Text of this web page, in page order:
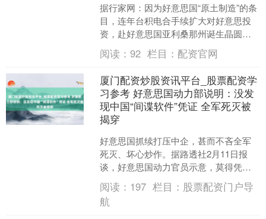
据行家网：因为好意思国“原土制造”的条
目，连年台积电合手续扩大对好意思投
资，赴好意思国亚利桑那州诞生晶圆
厂。不外台媒征引加拿大科技新闻网站
Wccftech的报说....
阅读：92 栏目： 配资官网
厦门配资炒股资讯平台_股票配资学
习参考 好意思国动力部说明：没发
现中国“间谍软件”凭证 全军死灭被
揭穿
好意思国抓续打压中企，甚而不吝全军
死灭、坏心炒作。据路透社2月11日报
谈，好意思国动力官员示意，莫得凭证
标明好意思国电力基础形势中的中国制
造逆变器被镶嵌了坏心通....
阅读： 197 栏目： 股票配资门户导
航